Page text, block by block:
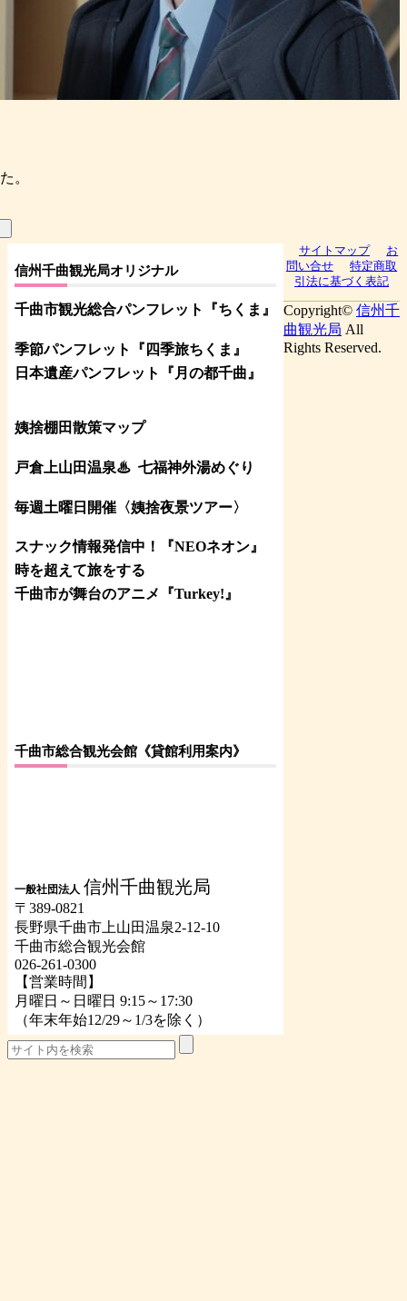
。
信州千曲観光局オリジナル
千曲市観光総合パンフレット 『ちくま 』
季節パンフレット『四季旅ちくま』
日本遺産パンフレット
『月の都千曲 』
姨捨棚田散策マップ
戸倉上山田温泉♨ 七福神外湯めぐり
毎週土曜日開催〈姨捨夜景ツアー〉
スナック情報発信中！『NEOネオン』
時を超えて旅をする
千曲市が舞台のアニメ『Turkey!』
千曲市総合観光会館《貸館利用案内》
一般社団法人 信州千曲観光局
〒389-0821
長野県千曲市上山田温泉2-12-10
千曲市総合観光会館
026-261-0300
【営業時間】
月曜日～日曜日 9:15～17:30
（年末年始12/29～1/3を除く）
サイトマップ
お
問い合せ
特定商取
引法に基づく表記
Copyright© 信州千
曲観光局 All
Rights Reserved.